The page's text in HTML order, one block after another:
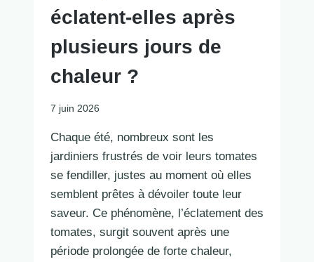
éclatent-elles après
plusieurs jours de
chaleur ?
7 juin 2026
Chaque été, nombreux sont les
jardiniers frustrés de voir leurs tomates
se fendiller, justes au moment où elles
semblent prêtes à dévoiler toute leur
saveur. Ce phénomène, l’éclatement des
tomates, surgit souvent après une
période prolongée de forte chaleur,